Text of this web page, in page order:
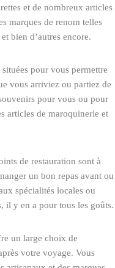
et de nombreux articles
marques de renom telles
bien d’autres encore.
pour vous permettre
vous arriviez ou partiez de
pour vous ou pour
articles de maroquinerie et
de restauration sont à
un bon repas avant ou
spécialités locales ou
il y en a pour tous les goûts.
un large choix de
votre voyage. Vous